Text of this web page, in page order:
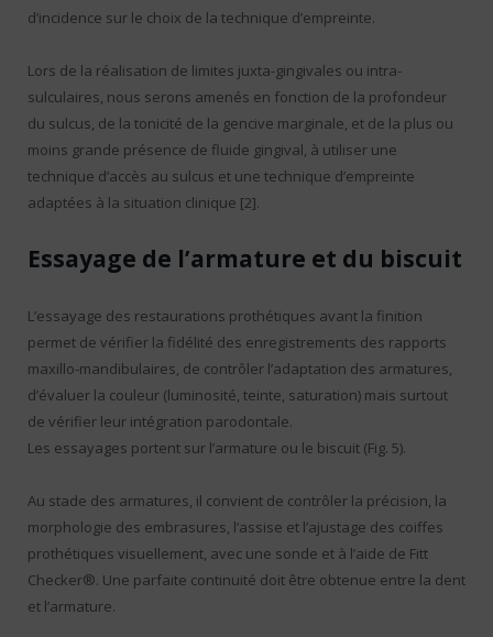
d’incidence sur le choix de la technique d’empreinte.
Lors de la réalisation de limites juxta-gingivales ou intra-
sulculaires, nous serons amenés en fonction de la profondeur
du sulcus, de la tonicité de la gencive marginale, et de la plus ou
moins grande présence de fluide gingival, à utiliser une
technique d’accès au sulcus et une technique d’empreinte
adaptées à la situation clinique [2].
Essayage de l’armature et du biscuit
L’essayage des restaurations prothétiques avant la finition
permet de vérifier la fidélité des enregistrements des rapports
maxillo-mandibulaires, de contrôler l’adaptation des armatures,
d’évaluer la couleur (luminosité, teinte, saturation) mais surtout
de vérifier leur intégration parodontale.
Les essayages portent sur l’armature ou le biscuit (Fig. 5).
Au stade des armatures, il convient de contrôler la précision, la
morphologie des embrasures, l’assise et l’ajustage des coiffes
prothétiques visuellement, avec une sonde et à l’aide de Fitt
Checker®. Une parfaite continuité doit être obtenue entre la dent
et l’armature.